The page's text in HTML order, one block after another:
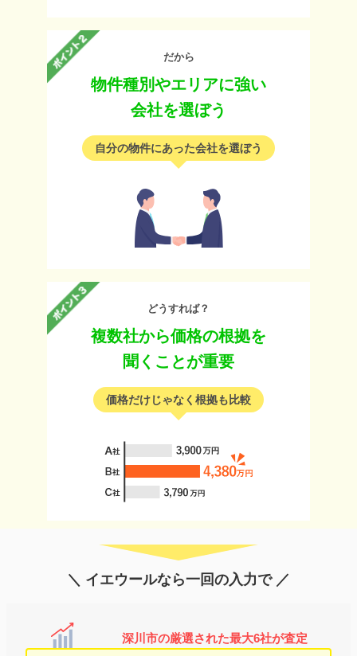
だから
物件種別やエリアに強い
会社を選ぼう
自分の物件にあった会社を選ぼう
どうすれば？
複数社から価格の根拠を
聞くことが重要
価格だけじゃなく根拠も比較
＼ イエウールなら一回の入力で ／
深川市の厳選された最大6社が査定